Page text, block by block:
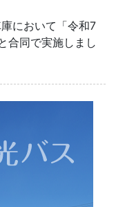
において「令和7
合同で実施しまし